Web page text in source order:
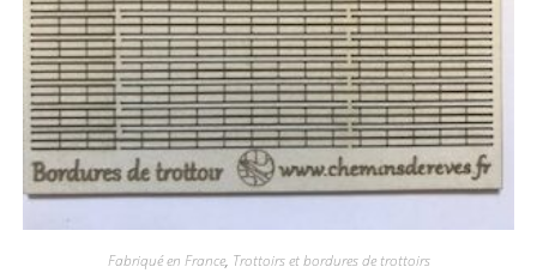
Fabriqué en France, Trottoirs et bordures de trottoirs